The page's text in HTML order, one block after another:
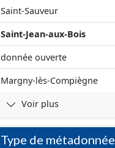
Saint-Sauveur
Saint-Jean-aux-Bois
donnée ouverte
Margny-lès-Compiègne
Voir plus
Type de métadonnée